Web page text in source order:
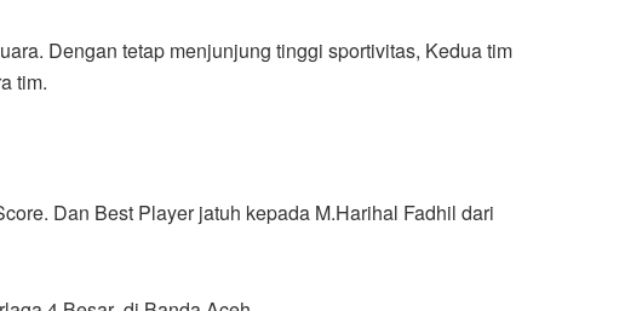
Dengan tetap menjunjung tinggi sportivitas, Kedua tim
tim.
Dan Best Player jatuh kepada M.Harihal Fadhil dari